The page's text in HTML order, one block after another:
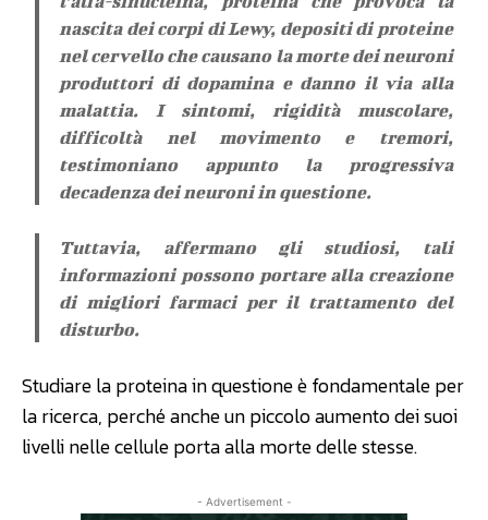
nascita dei corpi di Lewy, depositi di proteine
nel cervello che causano la morte dei neuroni
produttori di dopamina e danno il via alla
malattia. I sintomi, rigidità muscolare,
difficoltà nel movimento e tremori,
testimoniano appunto la progressiva
decadenza dei neuroni in questione.
Tuttavia, affermano gli studiosi, tali
informazioni possono portare alla creazione
di migliori farmaci per il trattamento del
disturbo.
Studiare la proteina in questione è fondamentale per
la ricerca, perché anche un piccolo aumento dei suoi
livelli nelle cellule porta alla morte delle stesse.
- Advertisement -